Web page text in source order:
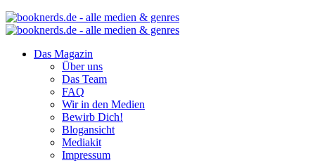
Das Magazin
Über uns
Das Team
FAQ
Wir in den Medien
Bewirb Dich!
Blogansicht
Mediakit
Impressum